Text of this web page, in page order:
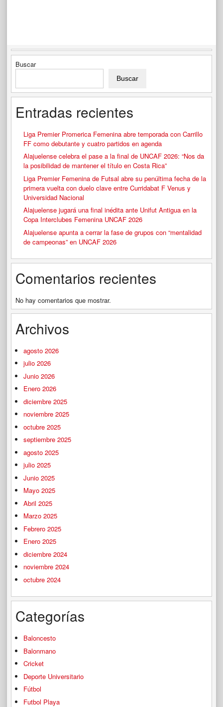
Buscar
Buscar
Entradas recientes
Liga Premier Promerica Femenina abre temporada con Carrillo
FF como debutante y cuatro partidos en agenda
Alajuelense celebra el pase a la final de UNCAF 2026: “Nos da
la posibilidad de mantener el título en Costa Rica”
Liga Premier Femenina de Futsal abre su penúltima fecha de la
primera vuelta con duelo clave entre Curridabat F Venus y
Universidad Nacional
Alajuelense jugará una final inédita ante Unifut Antigua en la
Copa Interclubes Femenina UNCAF 2026
Alajuelense apunta a cerrar la fase de grupos con “mentalidad
de campeonas” en UNCAF 2026
Comentarios recientes
No hay comentarios que mostrar.
Archivos
agosto 2026
julio 2026
Junio 2026
Enero 2026
diciembre 2025
noviembre 2025
octubre 2025
septiembre 2025
agosto 2025
julio 2025
Junio 2025
Mayo 2025
Abril 2025
Marzo 2025
Febrero 2025
Enero 2025
diciembre 2024
noviembre 2024
octubre 2024
Categorías
Baloncesto
Balonmano
Cricket
Deporte Universitario
Fútbol
Futbol Playa